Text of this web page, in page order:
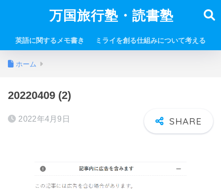
万国旅行塾・読書塾
英語に関するメモ書き ミライを創る仕組みについて考える
ホーム
20220409 (2)
2022年4月9日